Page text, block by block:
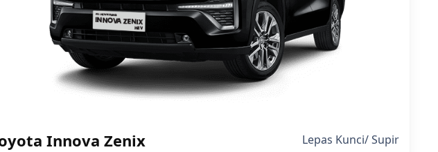
Innova Zenix Lepas Kunci/Supir